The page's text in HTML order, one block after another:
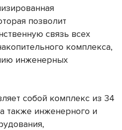
позволит
связь всех
комплекса,
инженерных
собой комплекс из 34
также инженерного и